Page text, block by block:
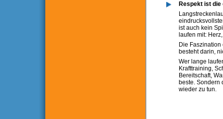
Respekt ist
ist auch kein
laufen mit:
Die
besteht darin,
Wer lange
Krafttraining,
Bereitschaft,
beste. Sondern
wieder zu tun.